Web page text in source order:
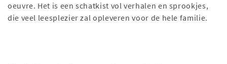
oeuvre. Het is een schatkist vol verhalen en sprookjes,
die veel leesplezier zal opleveren voor de hele familie.